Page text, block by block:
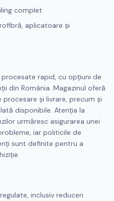
complet
aplicatoare și
rapid, cu opțiuni de
din România. Magazinul oferă
și livrare, precum și
disponibile. Atenția la
urmăresc asigurarea unei
iar politicile de
sunt definite pentru a
inclusiv reduceri